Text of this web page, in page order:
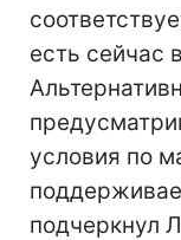
есть сейчас
условия по
подчеркнул